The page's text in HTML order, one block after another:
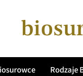
Rodzaje